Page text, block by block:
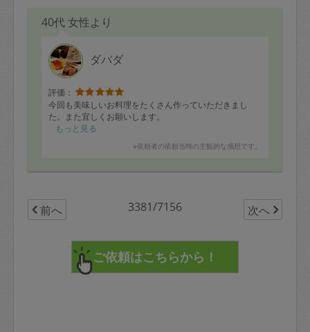
40代 女性より
ダバダ
評価：
今回も美味しいお料理をたくさん作っていただきまし
た。また宜しくお願いします。
もっと見る
※依頼者の依頼当時の主観的な感想です。
前へ 3381/7156 次へ